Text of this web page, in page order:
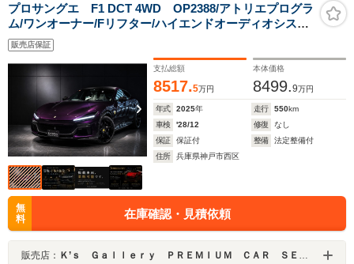
プロサングエ F1 DCT 4WD OP2388/アトリエプログラ
ム/ワンオーナー/Fリフター/ハイエンドオーディオシステ
ム/カーボンパーツ(ホイールアーチ/フロントスポイラー/
サイドスカート/リアデュフューザー/ルーフ/ミラーカバ
ー)
販売店保証
支払総額
8517.5万円
本体価格
8499.9万円
年式 2025年 走行 550km
車検
'28/12 修復
なし
保証
保証付 整備
法定整備付
住所
兵庫県神戸市西区
無
料
在庫確認・見積依頼
販売店： Ｋ’ｓ Ｇａｌｌｅｒｙ ＰＲＥＭＩＵＭ ＣＡＲ ＳＥＬＥＣＴＩＯＮ